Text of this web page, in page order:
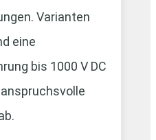
Varianten
eine
bis 1000 V DC